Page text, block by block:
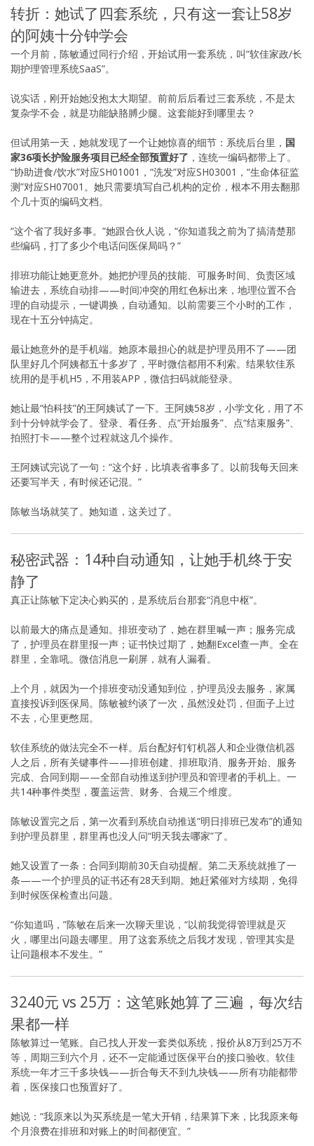
转折：她试了四套系统，只有这一套让58岁
的阿姨十分钟学会
一个月前，陈敏通过同行介绍，开始试用一套系统，叫“软佳家政/长
期护理管理系统SaaS”。
说实话，刚开始她没抱太大期望。前前后后看过三套系统，不是太
复杂学不会，就是功能缺胳膊少腿。这套能好到哪里去？
但试用第一天，她就发现了一个让她惊喜的细节：系统后台里， 国
家36项长护险服务项目已经全部预置好了 ，连统一编码都带上了。
“协助进食/饮水”对应SH01001，“洗发”对应SH03001，“生命体征监
测”对应SH07001。她只需要填写自己机构的定价，根本不用去翻那
个几十页的编码文档。
“这个省了我好多事。”她跟合伙人说，“你知道我之前为了搞清楚那
些编码，打了多少个电话问医保局吗？”
排班功能让她更意外。她把护理员的技能、可服务时间、负责区域
输进去，系统自动排——时间冲突的用红色标出来，地理位置不合
理的自动提示，一键调换，自动通知。以前需要三个小时的工作，
现在十五分钟搞定。
最让她意外的是手机端。她原本最担心的就是护理员用不了——团
队里好几个阿姨都五十多岁了，平时微信都用不利索。结果软佳系
统用的是手机H5，不用装APP，微信扫码就能登录。
她让最“怕科技”的王阿姨试了一下。王阿姨58岁，小学文化，用了不
到十分钟就学会了。登录、看任务、点“开始服务”、点“结束服务”、
拍照打卡——整个过程就这几个操作。
王阿姨试完说了一句：“这个好，比填表省事多了。以前我每天回来
还要写半天，有时候还记混。”
陈敏当场就笑了。她知道，这关过了。
秘密武器：14种自动通知，让她手机终于安
静了
真正让陈敏下定决心购买的，是系统后台那套“消息中枢”。
以前最大的痛点是通知。排班变动了，她在群里喊一声；服务完成
了，护理员在群里报一声；证书快过期了，她翻Excel查一声。全在
群里，全靠吼。微信消息一刷屏，就有人漏看。
上个月，就因为一个排班变动没通知到位，护理员没去服务，家属
直接投诉到医保局。陈敏被约谈了一次，虽然没处罚，但面子上过
不去，心里更憋屈。
软佳系统的做法完全不一样。后台配好钉钉机器人和企业微信机器
人之后，所有关键事件——排班创建、排班取消、服务开始、服务
完成、合同到期——全部自动推送到护理员和管理者的手机上。一
共14种事件类型，覆盖运营、财务、合规三个维度。
陈敏设置完之后，第一次看到系统自动推送“明日排班已发布”的通知
到护理员群里，群里再也没人问“明天我去哪家”了。
她又设置了一条：合同到期前30天自动提醒。第二天系统就推了一
条——一个护理员的证书还有28天到期。她赶紧催对方续期，免得
到时候医保检查出问题。
“你知道吗，”陈敏在后来一次聊天里说，“以前我觉得管理就是灭
火，哪里出问题去哪里。用了这套系统之后我才发现，管理其实是
让问题根本不发生。”
3240元 vs 25万：这笔账她算了三遍，每次结
果都一样
陈敏算过一笔账。自己找人开发一套类似系统，报价从8万到25万不
等，周期三到六个月，还不一定能通过医保平台的接口验收。软佳
系统一年才三千多块钱——折合每天不到九块钱——所有功能都带
着，医保接口也预置好了。
她说：“我原来以为买系统是一笔大开销，结果算下来，比我原来每
个月浪费在排班和对账上的时间都便宜。”